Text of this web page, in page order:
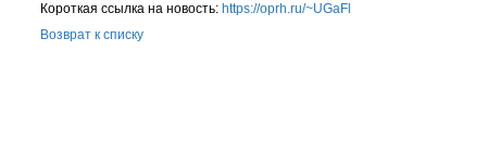
Короткая ссылка на новость: https://oprh.ru/~UGaFl
Возврат к списку